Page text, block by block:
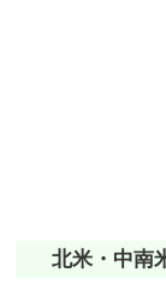
北米・中南